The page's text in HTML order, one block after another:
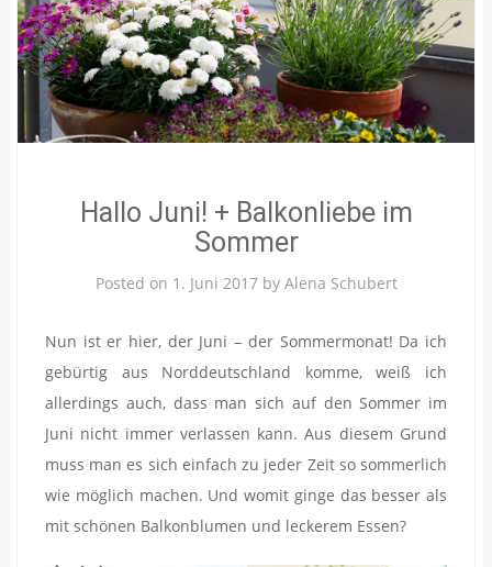
Hallo Juni! + Balkonliebe im
Sommer
Posted on 1. Juni 2017by Alena Schubert
Nun ist er hier, der Juni – der Sommermonat! Da ich
gebürtig aus Norddeutschland komme, weiß ich
allerdings auch, dass man sich auf den Sommer im
Juni nicht immer verlassen kann. Aus diesem Grund
muss man es sich einfach zu jeder Zeit so sommerlich
wie möglich machen. Und womit ginge das besser als
mit schönen Balkonblumen und leckerem Essen?